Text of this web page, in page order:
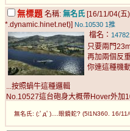
無標題 名稱: 無名氏 [16/11/04(
*.dynamic.hinet.net)] No.10530 1推
檔名：
只要兩門
再加兩個反
你連這種機
...按照蝸牛這種邏輯
No.10527這台砲身大概帶Hover外加
無名氏: (;ﾟдﾟ)....眼鏡蛇? (5l1N360. 16/